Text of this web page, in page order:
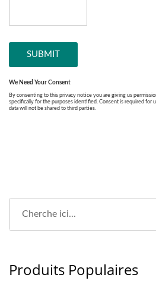
Produits Populaires